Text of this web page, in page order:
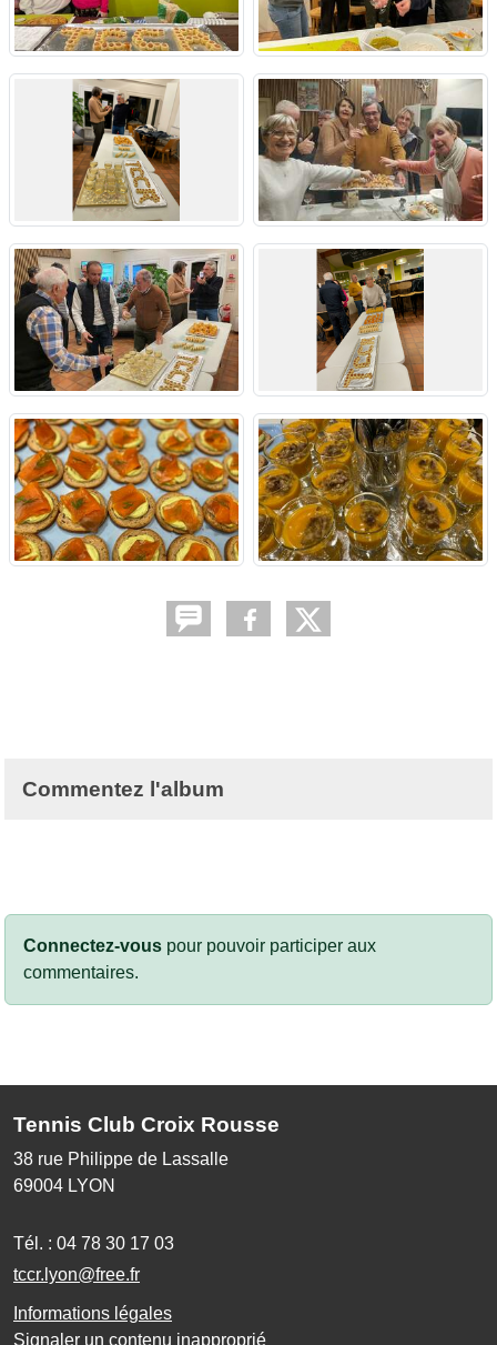
Commentez l'album
Connectez-vous pour pouvoir participer aux
commentaires.
Tennis Club Croix Rousse
38 rue Philippe de Lassalle
69004 LYON
Tél. : 04 78 30 17 03
tccr.lyon@free.fr
Informations légales
Signaler un contenu inapproprié